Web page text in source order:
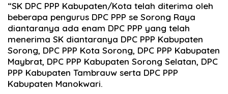
“SK DPC PPP Kabupaten/Kota telah diterima oleh
beberapa pengurus DPC PPP se Sorong Raya
diantaranya ada enam DPC PPP yang telah
menerima SK diantaranya DPC PPP Kabupaten
Sorong, DPC PPP Kota Sorong, DPC PPP Kabupaten
Maybrat, DPC PPP Kabupaten Sorong Selatan, DPC
PPP Kabupaten Tambrauw serta DPC PPP
Kabupaten Manokwari.